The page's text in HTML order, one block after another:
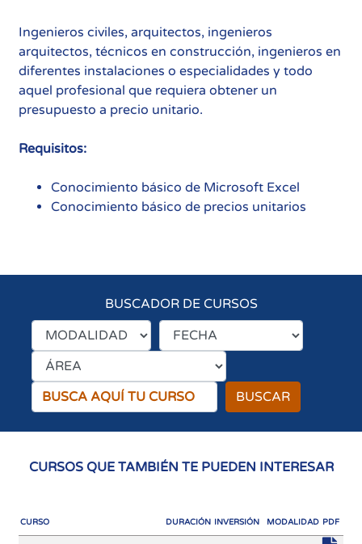
Ingenieros civiles, arquitectos, ingenieros
arquitectos, técnicos en construcción, ingenieros en
diferentes instalaciones o especialidades y todo
aquel profesional que requiera obtener un
presupuesto a precio unitario.
Requisitos:
Conocimiento básico de Microsoft Excel
Conocimiento básico de precios unitarios
BUSCADOR DE CURSOS
BUSCAR
CURSOS QUE TAMBIÉN TE PUEDEN INTERESAR
CURSO DURACIÓN INVERSIÓN MODALIDAD PDF